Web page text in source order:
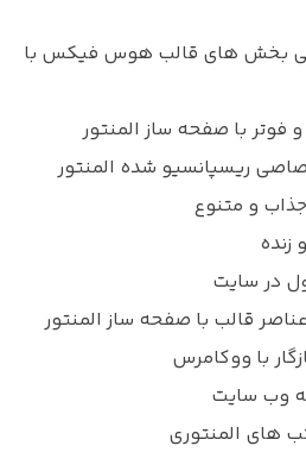
بخش های قالب هوس فیکس با
فوتر با صفحه ساز المنتور
و متنوع
در سایت
قالب با صفحه ساز المنتور
با ووکامرس
وب سایت
های المنتوری